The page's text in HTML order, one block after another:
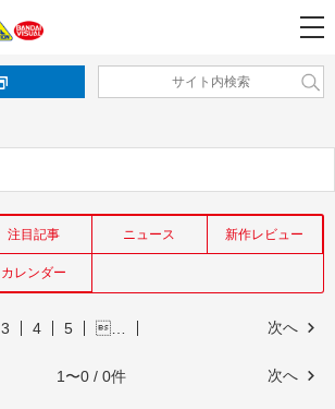
注目記事 ニュース 新作レビュー
カレンダー
次へ
3 4 5 …
次へ
1〜0 / 0件